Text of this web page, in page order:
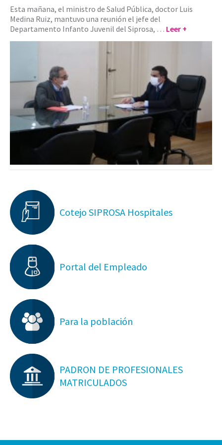
Esta mañana, el ministro de Salud Pública, doctor Luis
Medina Ruiz, mantuvo una reunión el jefe del
Departamento Infanto Juvenil del Siprosa, … Leer +
Cotejo SIPROSA Hospitales
Portal del Empleado
Para la población
PADRON DE PROFESIONALES
MATRICULADOS